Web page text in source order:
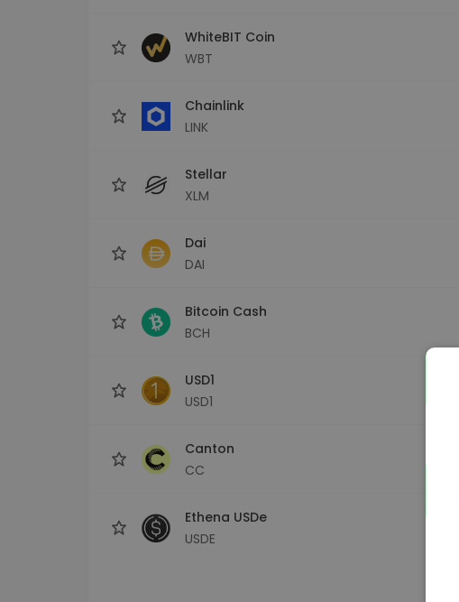
WhiteBIT Coin
WBT
Chainlink
LINK
Stellar
XLM
Dai
DAI
Bitcoin Cash
BCH
USD1
USD1
Canton
CC
Ethena USDe
USDE